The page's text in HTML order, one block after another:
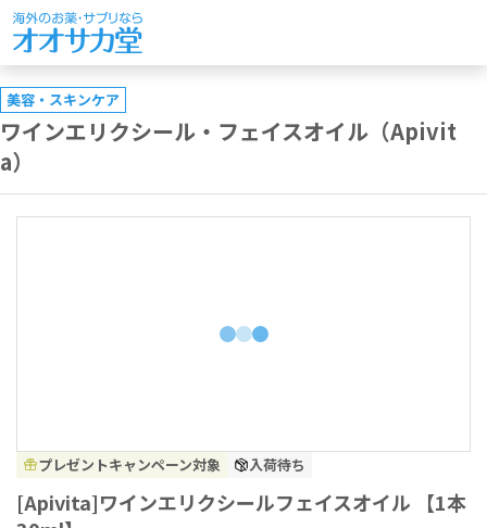
美容・スキンケア
ワインエリクシール・フェイスオイル（Apivit
a）
プレゼントキャンペーン対象 入荷待ち
[Apivita]ワインエリクシールフェイスオイル 【1本